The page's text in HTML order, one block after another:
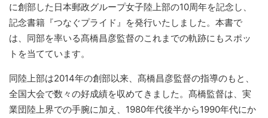
に創部した日本郵政グループ女子陸上部の10周年を記念し、
記念書籍『つなぐプライド』を発行いたしました。本書で
は、同部を率いる髙橋昌彦監督のこれまでの軌跡にもスポッ
トを当てています。
同陸上部は2014年の創部以来、髙橋昌彦監督の指導のもと、
全国大会で数々の好成績を収めてきました。髙橋監督は、実
業団陸上界での手腕に加え、1980年代後半から1990年代にか